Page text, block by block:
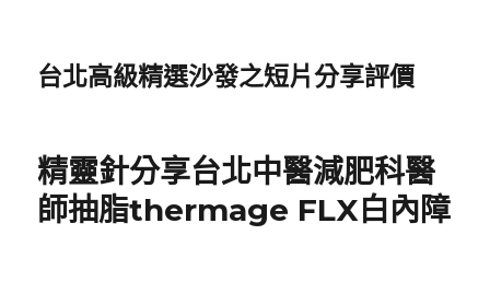
台北高級精選沙發之短片分享評價
精靈針分享台北中醫減肥科醫
師抽脂thermage FLX白內障